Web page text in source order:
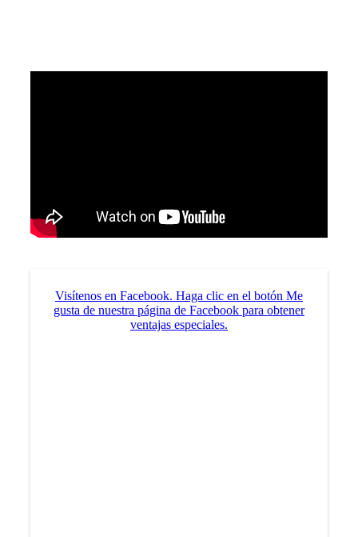
Visítenos en Facebook. Haga clic en el botón Me
gusta de nuestra página de Facebook para obtener
ventajas especiales.